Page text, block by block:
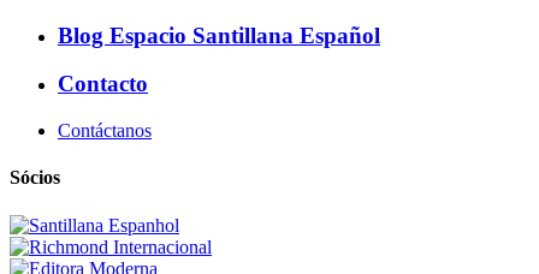
Blog Espacio Santillana Español
Contacto
Contáctanos
Sócios